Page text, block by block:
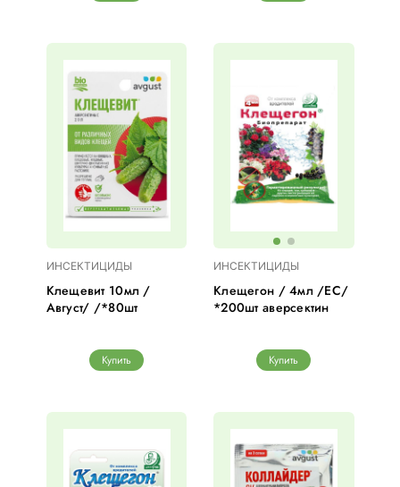
ИНСЕКТИЦИДЫ
Клещевит 10мл /
Август/ /*80шт
Купить
ИНСЕКТИЦИДЫ
Клещегон / 4мл /ЕС/
*200шт аверсектин
Купить